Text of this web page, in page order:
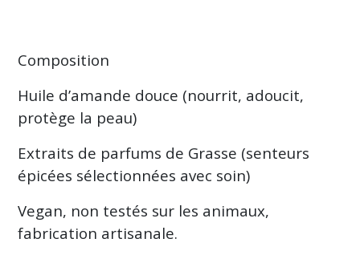
Composition
Huile d’amande douce (nourrit, adoucit,
protège la peau)
Extraits de parfums de Grasse (senteurs
épicées sélectionnées avec soin)
Vegan, non testés sur les animaux,
fabrication artisanale.